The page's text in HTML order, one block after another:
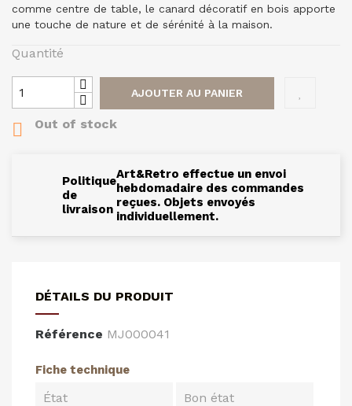
comme centre de table, le canard décoratif en bois apporte
une touche de nature et de sérénité à la maison.
Quantité
AJOUTER AU PANIER
 Out of stock
Politique
de
livraison
Art&Retro effectue un envoi
hebdomadaire des commandes
reçues. Objets envoyés
individuellement.
DÉTAILS DU PRODUIT
Référence MJ000041
Fiche technique
État Bon état